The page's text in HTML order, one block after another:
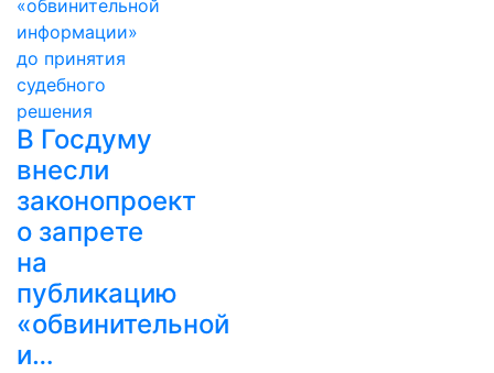
В Госдуму
внесли
законопроект
о запрете
на
публикацию
«обвинительной
и…